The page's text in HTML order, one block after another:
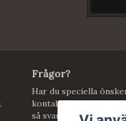
Frågor?
Har du speciella
kontakta mig!
så svarar vi så snart